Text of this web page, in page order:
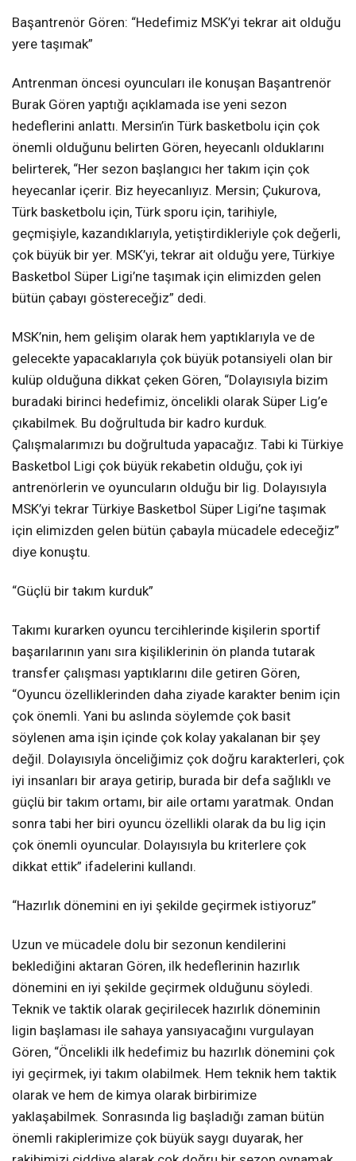
Başantrenör Gören: “Hedefimiz MSK’yi tekrar ait olduğu
yere taşımak”
Antrenman öncesi oyuncuları ile konuşan Başantrenör
Burak Gören yaptığı açıklamada ise yeni sezon
hedeflerini anlattı. Mersin’in Türk basketbolu için çok
önemli olduğunu belirten Gören, heyecanlı olduklarını
belirterek, “Her sezon başlangıcı her takım için çok
heyecanlar içerir. Biz heyecanlıyız. Mersin; Çukurova,
Türk basketbolu için, Türk sporu için, tarihiyle,
geçmişiyle, kazandıklarıyla, yetiştirdikleriyle çok değerli,
çok büyük bir yer. MSK’yi, tekrar ait olduğu yere, Türkiye
Basketbol Süper Ligi’ne taşımak için elimizden gelen
bütün çabayı göstereceğiz” dedi.
MSK’nin, hem gelişim olarak hem yaptıklarıyla ve de
gelecekte yapacaklarıyla çok büyük potansiyeli olan bir
kulüp olduğuna dikkat çeken Gören, “Dolayısıyla bizim
buradaki birinci hedefimiz, öncelikli olarak Süper Lig’e
çıkabilmek. Bu doğrultuda bir kadro kurduk.
Çalışmalarımızı bu doğrultuda yapacağız. Tabi ki Türkiye
Basketbol Ligi çok büyük rekabetin olduğu, çok iyi
antrenörlerin ve oyuncuların olduğu bir lig. Dolayısıyla
MSK’yi tekrar Türkiye Basketbol Süper Ligi’ne taşımak
için elimizden gelen bütün çabayla mücadele edeceğiz”
diye konuştu.
“Güçlü bir takım kurduk”
Takımı kurarken oyuncu tercihlerinde kişilerin sportif
başarılarının yanı sıra kişiliklerinin ön planda tutarak
transfer çalışması yaptıklarını dile getiren Gören,
“Oyuncu özelliklerinden daha ziyade karakter benim için
çok önemli. Yani bu aslında söylemde çok basit
söylenen ama işin içinde çok kolay yakalanan bir şey
değil. Dolayısıyla önceliğimiz çok doğru karakterleri, çok
iyi insanları bir araya getirip, burada bir defa sağlıklı ve
güçlü bir takım ortamı, bir aile ortamı yaratmak. Ondan
sonra tabi her biri oyuncu özellikli olarak da bu lig için
çok önemli oyuncular. Dolayısıyla bu kriterlere çok
dikkat ettik” ifadelerini kullandı.
“Hazırlık dönemini en iyi şekilde geçirmek istiyoruz”
Uzun ve mücadele dolu bir sezonun kendilerini
beklediğini aktaran Gören, ilk hedeflerinin hazırlık
dönemini en iyi şekilde geçirmek olduğunu söyledi.
Teknik ve taktik olarak geçirilecek hazırlık döneminin
ligin başlaması ile sahaya yansıyacağını vurgulayan
Gören, “Öncelikli ilk hedefimiz bu hazırlık dönemini çok
iyi geçirmek, iyi takım olabilmek. Hem teknik hem taktik
olarak ve hem de kimya olarak birbirimize
yaklaşabilmek. Sonrasında lig başladığı zaman bütün
önemli rakiplerimize çok büyük saygı duyarak, her